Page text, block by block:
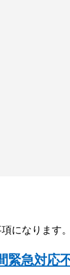
になります。
緊急対応